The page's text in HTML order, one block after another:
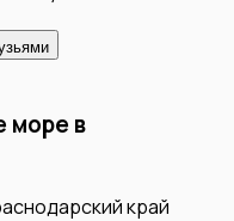
море в
край